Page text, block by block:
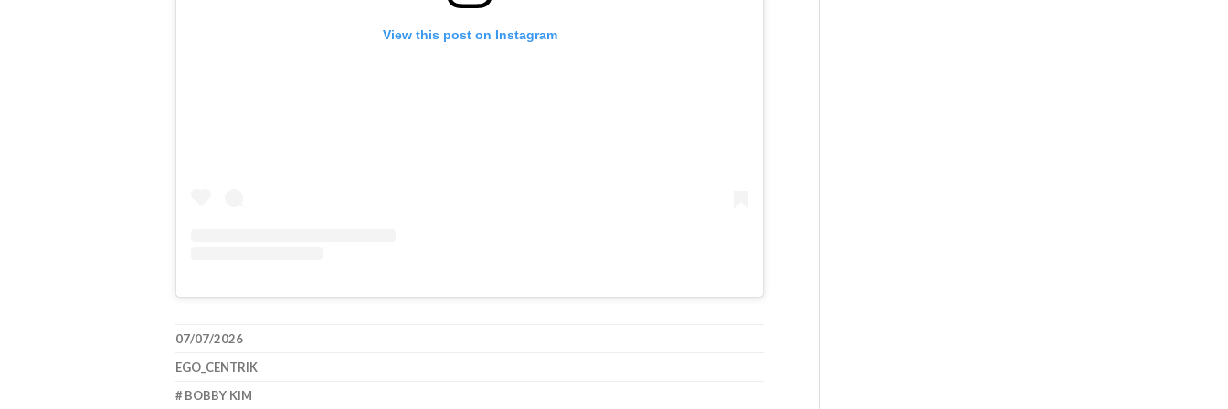
View this post on Instagram
07/07/2026
EGO_CENTRIK
BOBBY KIM